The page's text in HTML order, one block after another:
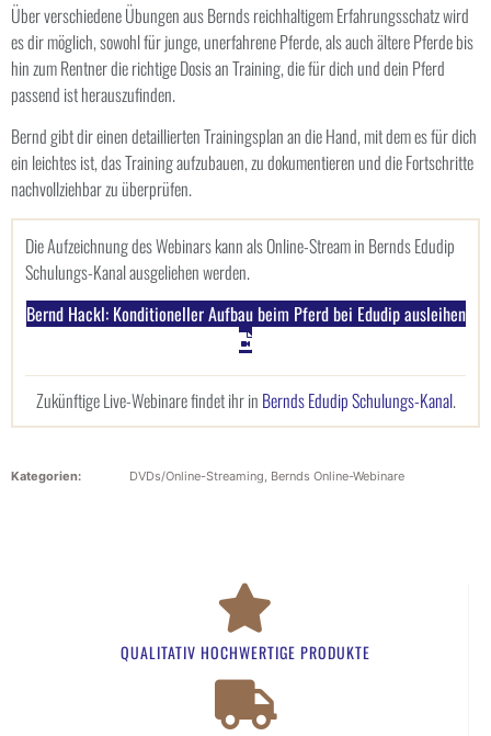
Über verschiedene Übungen aus Bernds reichhaltigem Erfahrungsschatz wird
es dir möglich, sowohl für junge, unerfahrene Pferde, als auch ältere Pferde bis
hin zum Rentner die richtige Dosis an Training, die für dich und dein Pferd
passend ist herauszufinden.
Bernd gibt dir einen detaillierten Trainingsplan an die Hand, mit dem es für dich
ein leichtes ist, das Training aufzubauen, zu dokumentieren und die Fortschritte
nachvollziehbar zu überprüfen.
Die Aufzeichnung des Webinars kann als Online-Stream in Bernds Edudip
Schulungs-Kanal ausgeliehen werden.
Bernd Hackl: Konditioneller Aufbau beim Pferd bei Edudip ausleihen
Zukünftige Live-Webinare findet ihr in Bernds Edudip Schulungs-Kanal.
Kategorien: DVDs/Online-Streaming, Bernds Online-Webinare
QUALITATIV HOCHWERTIGE PRODUKTE